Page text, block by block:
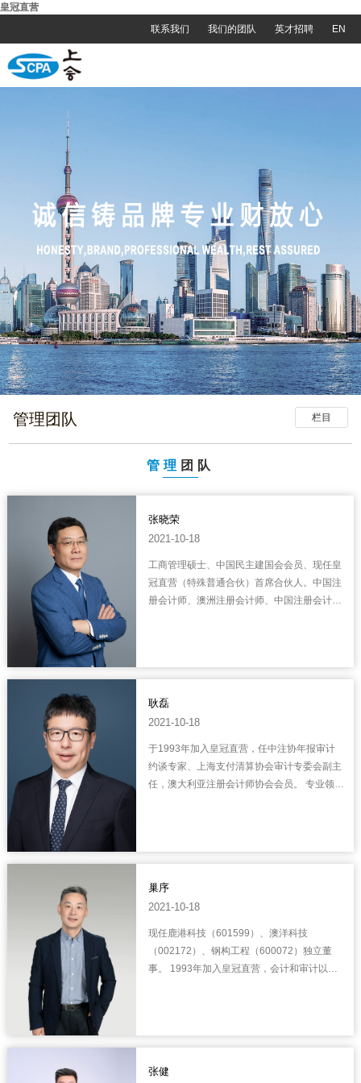
皇冠直营
联系我们
我们的团队 英才招聘 EN
栏目
管理团队
管理 团队
张晓荣
2021-10-18
工商管理硕士、中国民主建国会会员、现任皇
冠直营（特殊普通合伙）首席合伙人。中国注
册会计师、澳洲注册会计师、中国注册会计师
耿磊
2021-10-18
于1993年加入皇冠直营，任中注协年报审计
约谈专家、上海支付清算协会审计专委会副主
任，澳大利亚注册会计师协会会员。 专业领
巢序
2021-10-18
现任鹿港科技（601599）、澳洋科技
（002172）、钢构工程（600072）独立董
事。 1993年加入皇冠直营，会计和审计以及
张健